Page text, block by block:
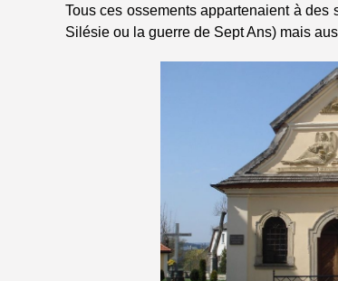
Tous ces ossements appartenaient à
Silésie ou la guerre de Sept Ans) mais